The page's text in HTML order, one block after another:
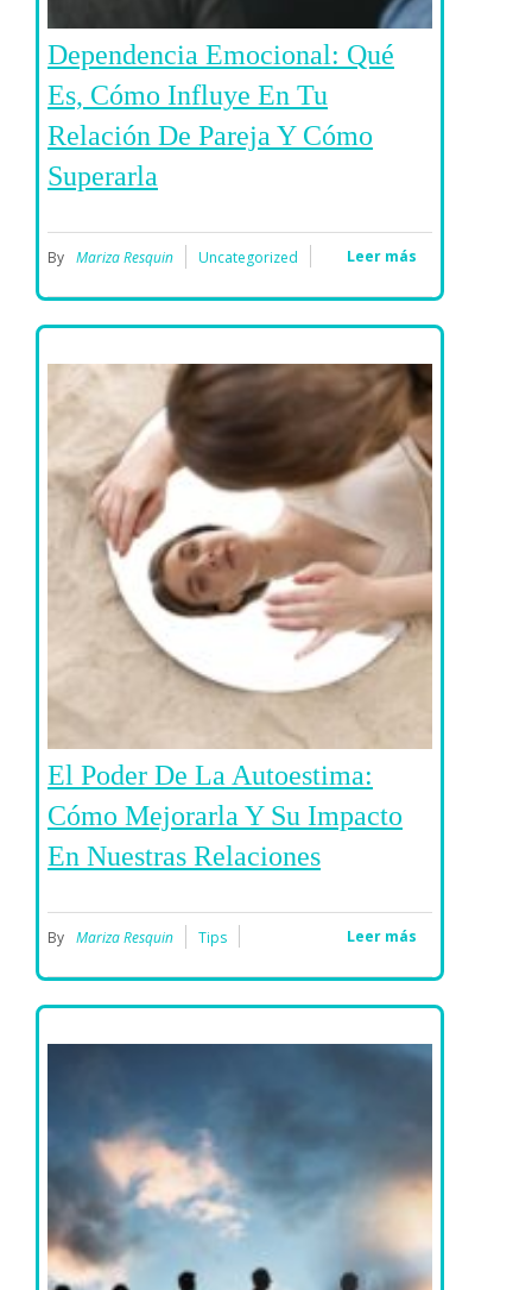
Dependencia Emocional: Qué
Es, Cómo Influye En Tu
Relación De Pareja Y Cómo
Superarla
By Mariza Resquin Uncategorized Leer más
El Poder De La Autoestima:
Cómo Mejorarla Y Su Impacto
En Nuestras Relaciones
By Mariza Resquin Tips Leer más